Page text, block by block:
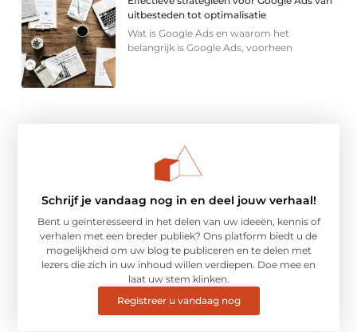
uitbesteden tot optimalisatie
Wat is Google Ads en waarom het
belangrijk is Google Ads, voorheen
Schrijf je vandaag nog in en deel jouw verhaal!
Bent u geïnteresseerd in het delen van uw ideeën, kennis of
verhalen met een breder publiek? Ons platform biedt u de
mogelijkheid om uw blog te publiceren en te delen met
lezers die zich in uw inhoud willen verdiepen. Doe mee en
laat uw stem klinken.
Registreer u vandaag nog